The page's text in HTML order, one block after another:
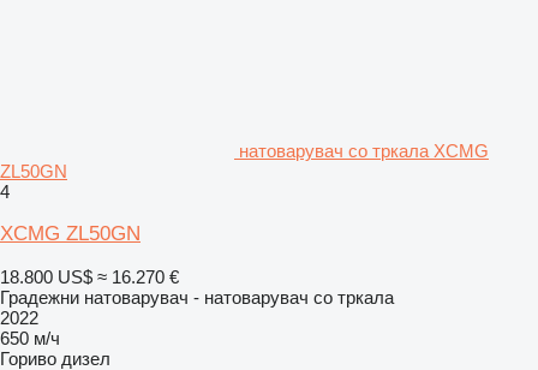
натоварувач со тркала XCMG
ZL50GN
4
XCMG ZL50GN
18.800 US$ ≈ 16.270 €
Градежни натоварувач - натоварувач со тркала
2022
650 м/ч
Гориво дизел